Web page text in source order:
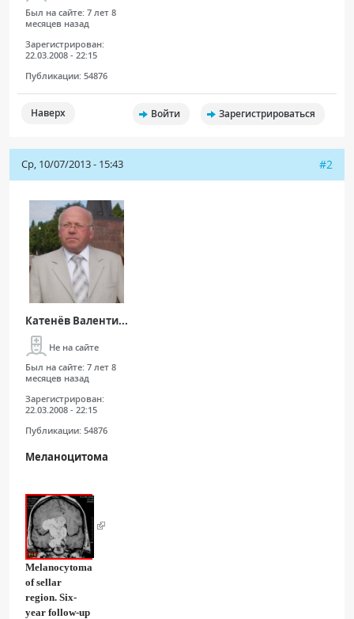
Был на сайте: 7 лет 8
месяцев назад
Зарегистрирован:
22.03.2008 - 22:15
Публикации: 54876
Наверх Войти Зарегистрироваться
Ср, 10/07/2013 - 15:43 #2
Катенёв Валенти...
Не на сайте
Был на сайте: 7 лет 8
месяцев назад
Зарегистрирован:
22.03.2008 - 22:15
Публикации: 54876
Меланоцитома
Melanocytoma
of sellar
region. Six-
year follow-up